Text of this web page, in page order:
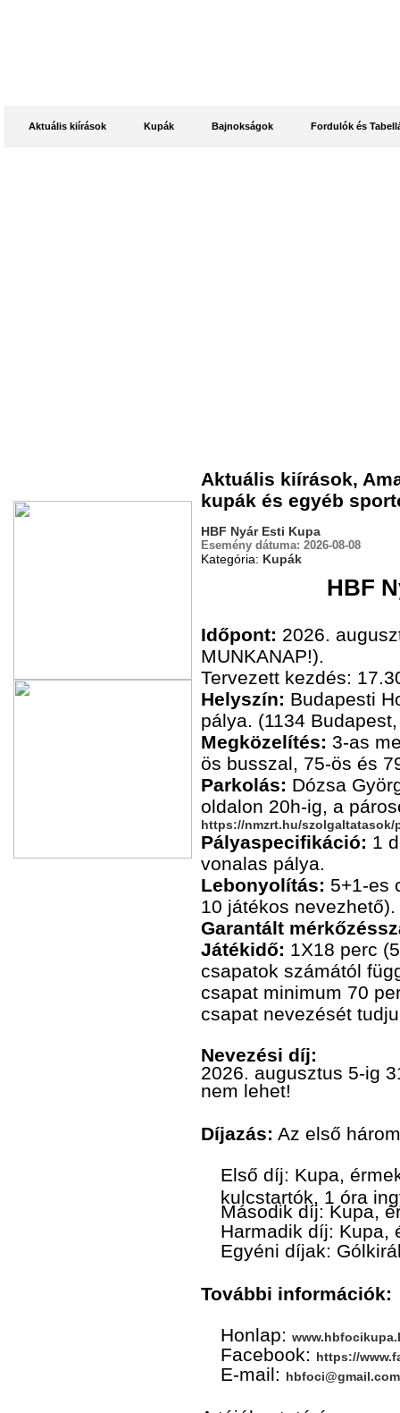
Aktuális kiírások Kupák Bajnokságok Fordulók és
Aktuális kiírások,
kupák és egyéb
HBF Nyár Esti Kupa
Esemény dátuma: 2026-08-08
Kategória: Kupák
HBF
Időpont: 2026.
MUNKANAP!).
Tervezett kezdés:
Helyszín: Budapesti
pálya. (1134
Megközelítés: 3-as
ös busszal, 75-ös és
Parkolás: Dózsa
oldalon 20h-ig, a
https://nmzrt.hu/
Pályaspecifikáció: 1
vonalas pálya.
Lebonyolítás: 5+1-es
10 játékos nevezhető).
Garantált
Játékidő: 1X18 perc
csapatok számától
csapat minimum 70
csapat nevezését
Nevezési díj:
2026. augusztus 5-ig
nem lehet!
Díjazás: Az első
Első díj: Kupa,
kulcstartók, 1 óra
Második díj: Kupa,
Harmadik díj: Kupa,
Egyéni díjak:
További információk:
Honlap:
Facebook: https://
E-mail: hbfoci@gmail.com